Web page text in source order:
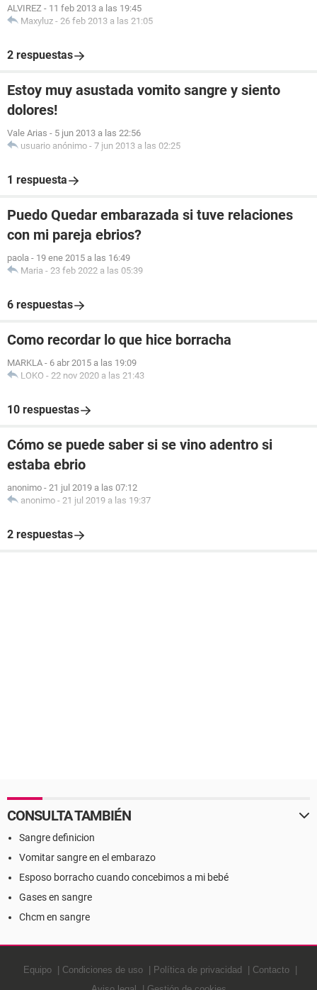
ALVIREZ - 11 feb 2013 a las 19:45
Maxyluz - 26 feb 2013 a las 21:05
2 respuestas
Estoy muy asustada vomito sangre y siento
dolores!
Vale Arias - 5 jun 2013 a las 22:56
usuario anónimo - 7 jun 2013 a las 02:25
1 respuesta
Puedo Quedar embarazada si tuve relaciones
con mi pareja ebrios?
paola - 19 ene 2015 a las 16:49
Maria - 23 feb 2022 a las 05:39
6 respuestas
Como recordar lo que hice borracha
MARKLA - 6 abr 2015 a las 19:09
LOKO - 22 nov 2020 a las 21:43
10 respuestas
Cómo se puede saber si se vino adentro si
estaba ebrio
anonimo - 21 jul 2019 a las 07:12
anonimo - 21 jul 2019 a las 19:37
2 respuestas
CONSULTA TAMBIÉN
Sangre definicion
Vomitar sangre en el embarazo
Esposo borracho cuando concebimos a mi bebé
Gases en sangre
Chcm en sangre
Equipo Condiciones de uso Política de privacidad
Contacto